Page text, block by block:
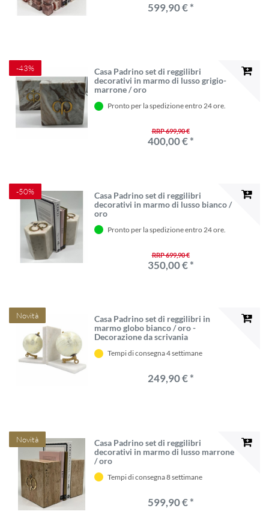
599,90 € *
-43%
Casa Padrino set di reggilibri
decorativi in ​​marmo di lusso grigio-
marrone / oro
Pronto per la spedizione entro 24 ore.
RRP 699,90 €
400,00 € *
-50%
Casa Padrino set di reggilibri
decorativi in ​​marmo di lusso bianco /
oro
Pronto per la spedizione entro 24 ore.
RRP 699,90 €
350,00 € *
Novità
Casa Padrino set di reggilibri in
marmo globo bianco / oro -
Decorazione da scrivania
Tempi di consegna 4 settimane
249,90 € *
Novità
Casa Padrino set di reggilibri
decorativi in ​​marmo di lusso marrone
/ oro
Tempi di consegna 8 settimane
599,90 € *